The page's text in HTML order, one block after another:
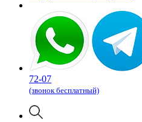
72-07
(звонок бесплатный)